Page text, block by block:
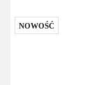
NOWOŚĆ